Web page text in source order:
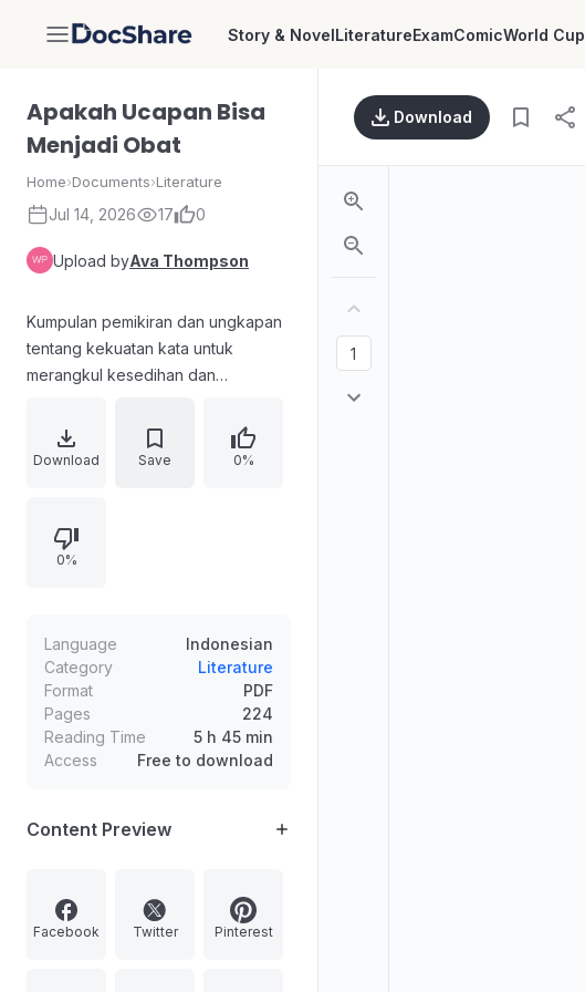
DocShare Story & NovelLiteratureExamComicWorld Cup
Apakah Ucapan Bisa
Menjadi Obat
Home›Documents›Literature
Jul 14, 2026 17 0
Upload byAva Thompson
Kumpulan pemikiran dan ungkapan
tentang kekuatan kata untuk
merangkul kesedihan dan
Menggambarkan hubungan bahasa
dengan emosi melalui metafora
dirasakan saat mengamatinya,
disertai informasi penerbitan dan
Download Save 0%
0%
Language
Indonesian
Category
Literature
Format
PDF
Pages
224
Reading Time
5 h 45 min
Access
Free to download
Content Preview
Facebook Twitter Pinterest
Download